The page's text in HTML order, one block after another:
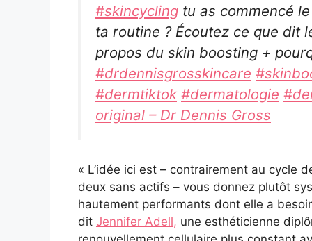
#skincycling tu as commencé le
ta routine ? Écoutez ce que dit
propos du skin boosting +
#drdennisgrosskincare
#dermtiktok #dermatologie
original – Dr Dennis Gross
« L’idée ici est – contrairement au cycle
deux sans actifs – vous donnez plutôt
hautement performants dont elle a
dit Jennifer Adell, une esthéticienne